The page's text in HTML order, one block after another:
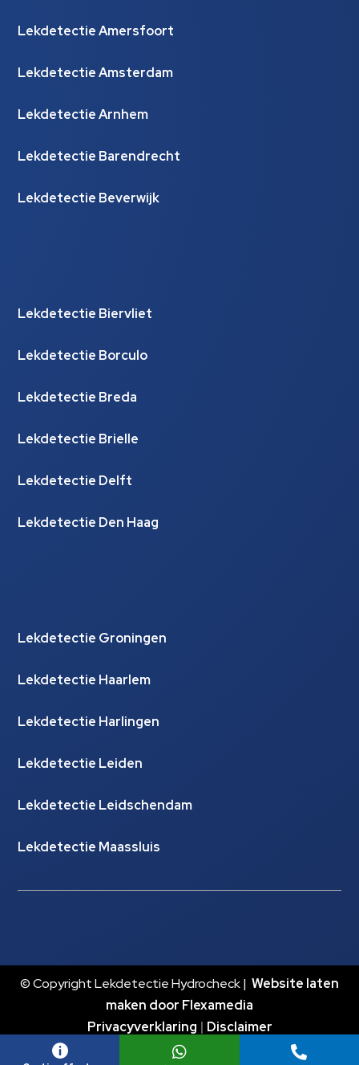
Lekdetectie Amersfoort
Lekdetectie Amsterdam
Lekdetectie Arnhem
Lekdetectie Barendrecht
Lekdetectie Beverwijk
Lekdetectie Biervliet
Lekdetectie Borculo
Lekdetectie Breda
Lekdetectie Brielle
Lekdetectie Delft
Lekdetectie Den Haag
Lekdetectie Groningen
Lekdetectie Haarlem
Lekdetectie Harlingen
Lekdetectie Leiden
Lekdetectie Leidschendam
Lekdetectie Maassluis
© Copyright Lekdetectie Hydrocheck | Website laten
maken door Flexamedia
Privacyverklaring | Disclaimer
  